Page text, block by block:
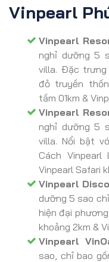
Vinpearl
Vinpearl
nghỉ dưỡng 5
villa. Đặc
đỏ truyền
tầm 01km &
Vinpearl
nghỉ dưỡng 5
villa. Nổi bật
Cách Vinpearl
Vinpearl Safari
Vinpearl
dưỡng 5 sao
hiện đại
khoảng 2km &
Vinpearl
sao, chỉ bao